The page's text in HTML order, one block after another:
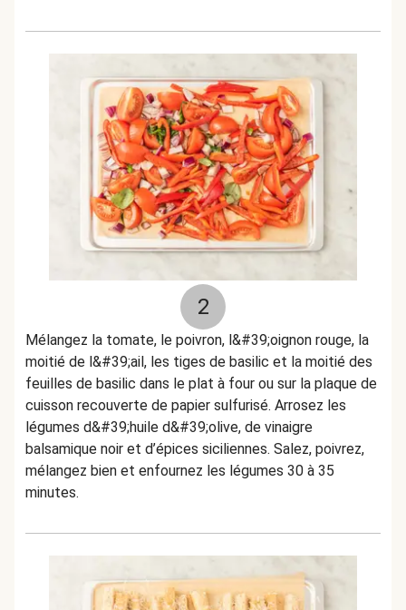
2
Mélangez la tomate, le poivron, l&#39;oignon rouge, la
moitié de l&#39;ail, les tiges de basilic et la moitié des
feuilles de basilic dans le plat à four ou sur la plaque de
cuisson recouverte de papier sulfurisé. Arrosez les
légumes d&#39;huile d&#39;olive, de vinaigre
balsamique noir et d’épices siciliennes. Salez, poivrez,
mélangez bien et enfournez les légumes 30 à 35
minutes.